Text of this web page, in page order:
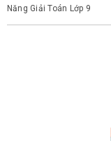
Năng Giải Toán Lớp 9